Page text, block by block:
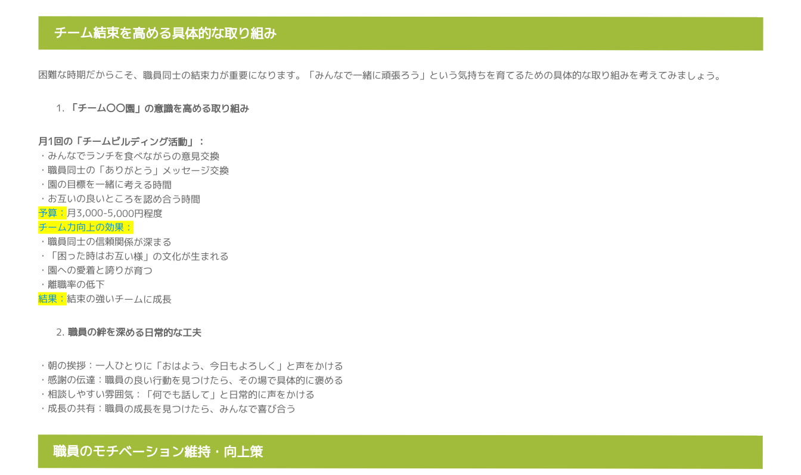
チーム結束を高める具体的な取り組み
困難な時期だからこそ、職員同士の結束力が重要になります。「みんなで一緒に頑張ろう」という気持ちを育てるための具体的な取り組みを考えてみましょう。
「チーム〇〇園」の意識を高める取り組み
月1回の「チームビルディング活動」：
・みんなでランチを食べながらの意見交換
・職員同士の「ありがとう」メッセージ交換
・園の目標を一緒に考える時間
・お互いの良いところを認め合う時間
予算： 月3,000-5,000円程度
チーム力向上の効果：
・職員同士の信頼関係が深まる
・「困った時はお互い様」の文化が生まれる
・園への愛着と誇りが育つ
・離職率の低下
結果：結束の強いチームに成長
職員の絆を深める日常的な工夫
・朝の挨拶：一人ひとりに「おはよう、今日もよろしく」と声をかける
・感謝の伝達：職員の良い行動を見つけたら、その場で具体的に褒める
・相談しやすい雰囲気：「何でも話して」と日常的に声をかける
・成長の共有：職員の成長を見つけたら、みんなで喜び合う
職員のモチベーション維持・向上策